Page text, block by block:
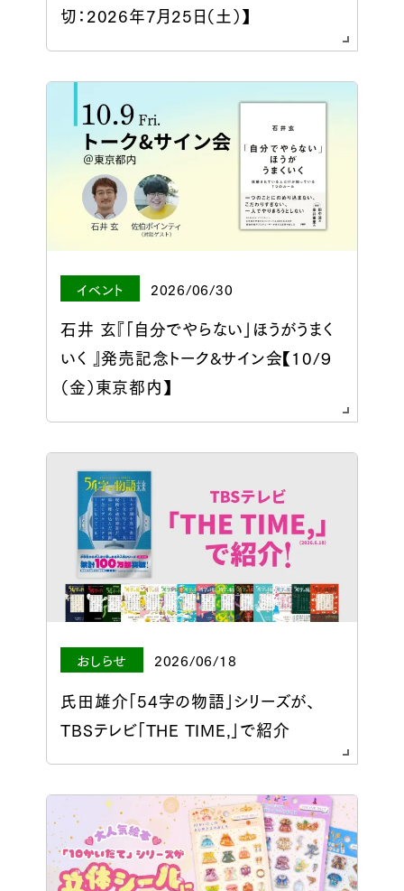
切：2026年7月25日（土）】
イベント 2026/06/30
石井 玄『「自分でやらない」ほうがうまく
いく 』発売記念トーク&サイン会【10/９
（金）東京都内】
おしらせ 2026/06/18
氏田雄介「54字の物語」シリーズが、
TBSテレビ「THE TIME,」で紹介